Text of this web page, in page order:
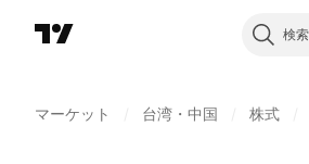
検索
マーケット 台湾・中国 株式